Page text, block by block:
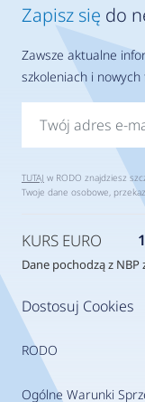
Dostosuj Cookies
RODO
Ogólne Warunki
Zapisz się do
Zawsze aktualne
szkoleniach i
TUTAJ w RODO znajdziesz
Twoje dane osobowe,
KURS EURO
Dane pochodzą z NBP